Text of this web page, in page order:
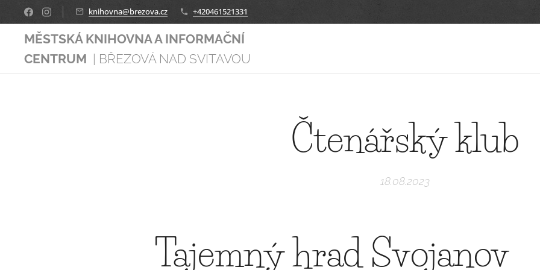
knihovna@brezova.cz +420461521331
MĚSTSKÁ KNIHOVNA A INFORMAČNÍ
CENTRUM | BŘEZOVÁ NAD SVITAVOU
Čtenářský klub
18.08.2023
Tajemný hrad Svojanov